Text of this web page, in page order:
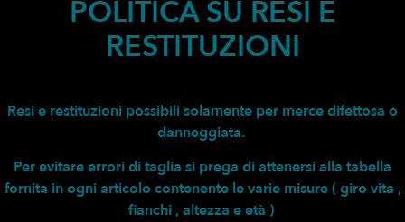
POLITICA SU RESI E
RESTITUZIONI
Resi e restituzioni possibili solamente per merce difettosa o
danneggiata.
Per evitare errori di taglia si prega di attenersi alla tabella
fornita in ogni articolo contenente le varie misure ( giro vita ,
fianchi , altezza e età )